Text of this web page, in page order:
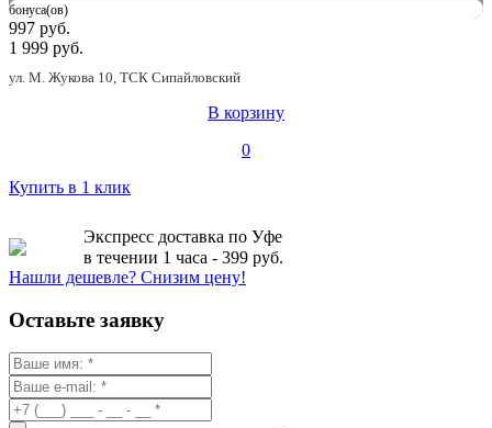
бонуса(ов)
997 руб.
1 999 руб.
ул. М. Жукова 10, ТСК Сипайловский
В корзину
0
Купить в 1 клик
Экспресс доставка по Уфе
в течении 1 часа - 399 руб.
Нашли дешевле? Снизим цену!
Оставьте заявку